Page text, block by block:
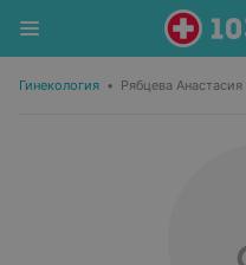
Гинекология • Рябцева